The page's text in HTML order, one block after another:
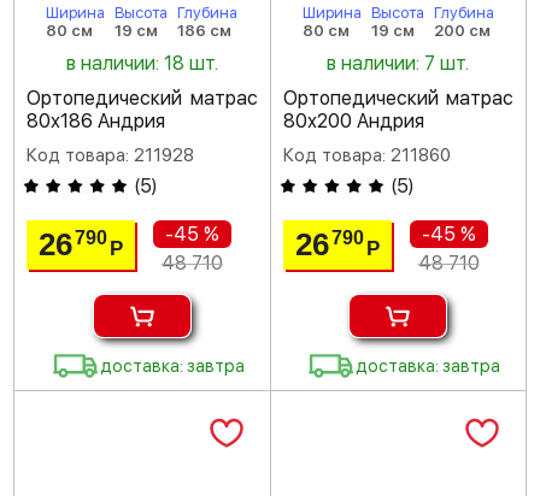
Ширина
80 см
Высота
19 см
Глубина
186 см
в наличии: 18 шт.
Ортопедический матрас
80х186 Андрия
Код товара: 211928
(5)
26790Р
-45 %
48 710
доставка: завтра
Ширина
80 см
Высота
19 см
Глубина
200 см
в наличии: 7 шт.
Ортопедический матрас
80х200 Андрия
Код товара: 211860
(5)
26790 Р
-45 %
48 710
доставка: завтра